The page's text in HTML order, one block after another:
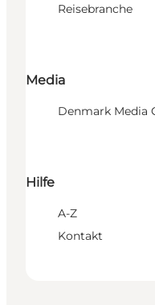
Reisebranche
Media
Denmark Media
Hilfe
A-Z
Kontakt